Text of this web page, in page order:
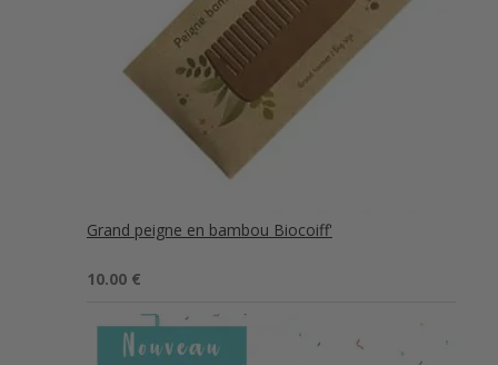
Grand peigne en bambou Biocoiff'
Note 5.00
10.00 €